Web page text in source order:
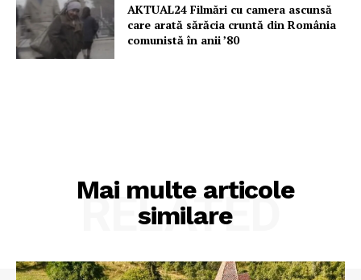
AKTUAL24 Filmări cu camera ascunsă
care arată sărăcia cruntă din România
comunistă în anii ’80
Mai multe articole
similare
RELATED